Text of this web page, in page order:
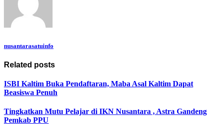
nusantarasatuinfo
Related posts
ISBI Kaltim Buka Pendaftaran, Maba Asal Kaltim Dapat
Beasiswa Penuh
Tingkatkan Mutu Pelajar di IKN Nusantara , Astra Gandeng
Pemkab PPU